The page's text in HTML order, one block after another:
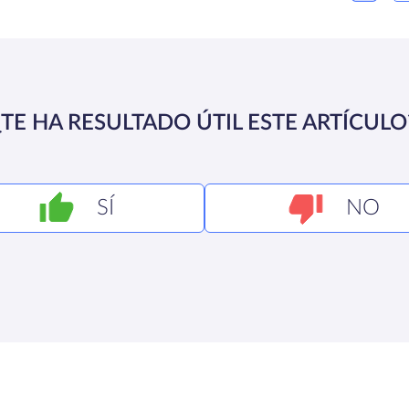
HA RESULTADO ÚTIL ESTE
SÍ NO